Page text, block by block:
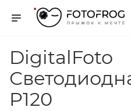
DigitalFoto
P120